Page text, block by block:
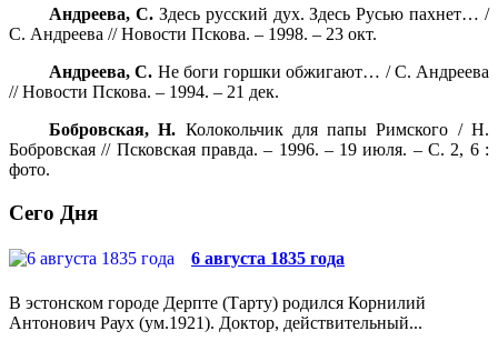
Андреева, С.Здесь русский дух. Здесь Русью пахнет… /
С. Андреева // Новости Пскова. – 1998. – 23 окт.
Андреева, С. Не боги горшки обжигают… / С. Андреева
// Новости Пскова. – 1994. – 21 дек.
Бобровская, Н. Колокольчик для папы Римского / Н.
Бобровская // Псковская правда. – 1996. – 19 июля. – С. 2, 6 :
фото.
Сего Дня
6 августа 1835 года
В эстонском городе Дерпте (Тарту) родился Корнилий
Антонович Раух (ум.1921). Доктор, действительный...